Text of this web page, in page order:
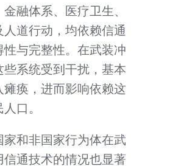
融体系、医疗卫生、
道行动，均依赖信通
与完整性。在武装冲
些系统受到干扰，基本
瘫痪，进而影响依赖这
口。
和非国家行为体在武
信通技术的情况也显著